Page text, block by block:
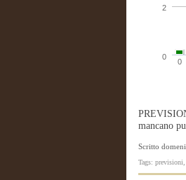
0
0
2
mancano
Scritto
Tags: